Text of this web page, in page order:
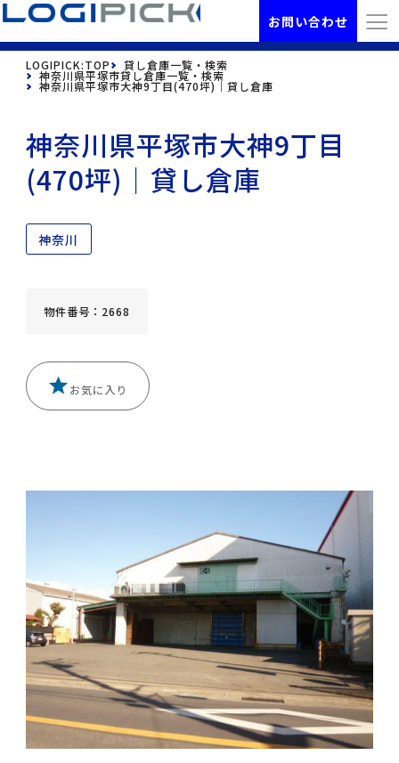
お問い合わせ
LOGIPICK:TOP 貸し倉庫一覧・検索
神奈川県平塚市貸し倉庫一覧・検索
神奈川県平塚市大神9丁目(470坪)｜貸し倉庫
神奈川県平塚市大神9丁目
(470坪)｜貸し倉庫
神奈川
物件番号：2668
お気に入り